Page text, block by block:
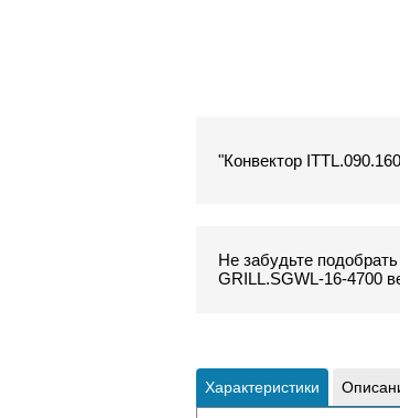
"Конвектор
Не забудьте
GRILL.SGWL-16-4700
Характеристики